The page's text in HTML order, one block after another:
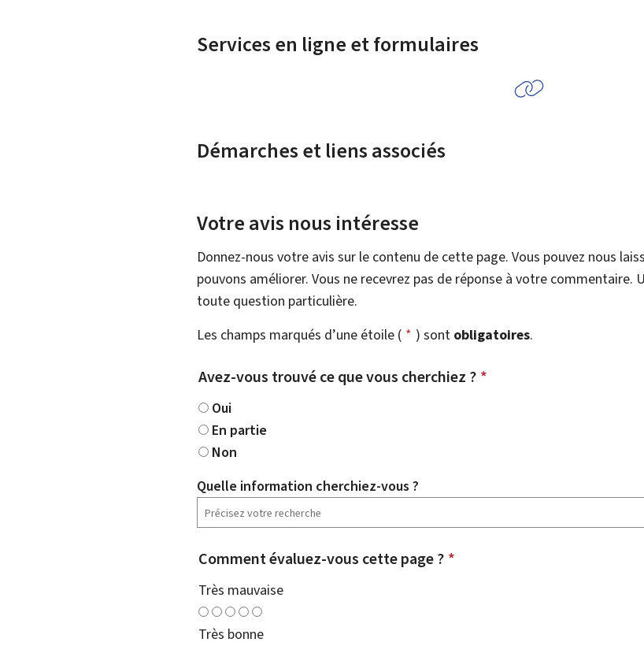
Services en ligne et formulaires
Démarches et liens associés
Votre avis nous intéresse
Donnez-nous votre avis sur le contenu de cette page. Vous pouvez nous
pouvons améliorer. Vous ne recevrez pas de réponse à votre
toute question particulière.
Les champs marqués d’une étoile ( * ) sont obligatoires.
Avez-vous trouvé ce que vous cherchiez ? *
Oui
En partie
Non
Quelle information cherchiez-vous ?
Comment évaluez-vous cette page ? *
Très mauvaise
Très bonne